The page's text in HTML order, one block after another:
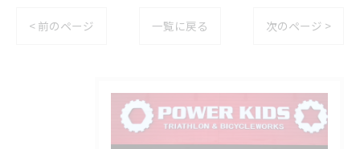
< 前のページ 一覧に戻る 次のページ >